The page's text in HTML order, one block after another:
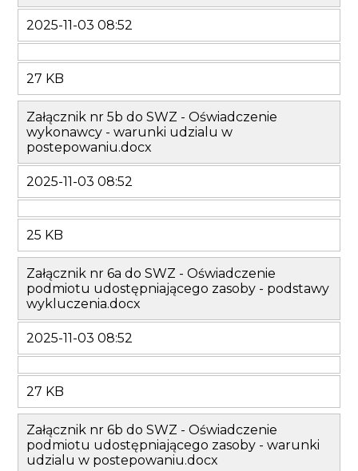
2025-11-03 08:52
27 KB
Załącznik nr 5b do SWZ - Oświadczenie
wykonawcy - warunki udzialu w
postepowaniu.docx
2025-11-03 08:52
25 KB
Załącznik nr 6a do SWZ - Oświadczenie
podmiotu udostępniającego zasoby - podstawy
wykluczenia.docx
2025-11-03 08:52
27 KB
Załącznik nr 6b do SWZ - Oświadczenie
podmiotu udostępniającego zasoby - warunki
udzialu w postepowaniu.docx